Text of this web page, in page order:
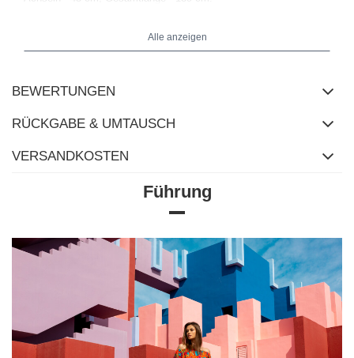
Alle anzeigen
BEWERTUNGEN
RÜCKGABE & UMTAUSCH
VERSANDKOSTEN
Führung